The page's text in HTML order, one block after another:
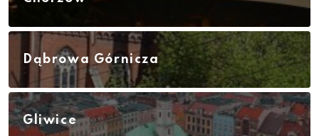
Dąbrowa Górnicza
Gliwice